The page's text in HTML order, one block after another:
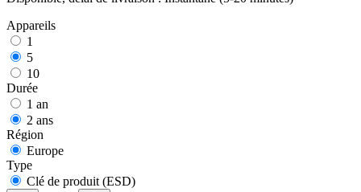
Appareils
1
5
10
Durée
1 an
2 ans
Région
Europe
Type
Clé de produit (ESD)